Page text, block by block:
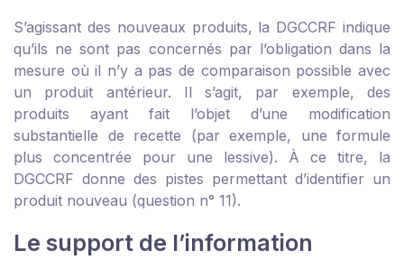
S’agissant des nouveaux produits, la DGCCRF indique
qu’ils ne sont pas concernés par l’obligation dans la
mesure où il n’y a pas de comparaison possible avec
un produit antérieur. Il s’agit, par exemple, des
produits ayant fait l’objet d’une modification
substantielle de recette (par exemple, une formule
plus concentrée pour une lessive). À ce titre, la
DGCCRF donne des pistes permettant d’identifier un
produit nouveau (question n° 11).
Le support de l’information